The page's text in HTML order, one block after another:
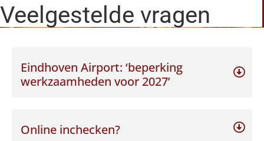
Veelgestelde vragen
Eindhoven Airport: ‘beperking
werkzaamheden voor 2027’
Online inchecken?